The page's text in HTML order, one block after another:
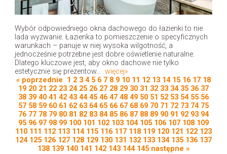
Wybór odpowiedniego okna dachowego do łazienki to nie
lada wyzwanie. Łazienka to pomieszczenie o specyficznych
warunkach – panuje w niej wysoka wilgotność, a
jednocześnie potrzebne jest dobre oświetlenie naturalne.
Dlatego kluczowe jest, aby okno dachowe nie tylko
estetycznie się prezentow... więcej»
« poprzednie 1 2 3 4 5 6 7 8 9 10 11 12 13 14 15 16 17 18
19 20 21 22 23 24 25 26 27 28 29 30 31 32 33 34 35 36 37
38 39 40 41 42 43 44 45 46 47 48 49 50 51 52 53 54 55 56
57 58 59 60 61 62 63 64 65 66 67 68 69 70 71 72 73 74 75
76 77 78 79 80 81 82 83 84 85 86 87 88 89 90 91 92 93 94
95 96 97 98 99 100 101 102 103 104 105 106 107 108 109
110 111 112 113 114 115 116 117 118 119 120 121 122 123
124 125 126 127 128 129 130 131 132 133 134 135 136 137
138 139 140 141 142 143 144 145 następne »